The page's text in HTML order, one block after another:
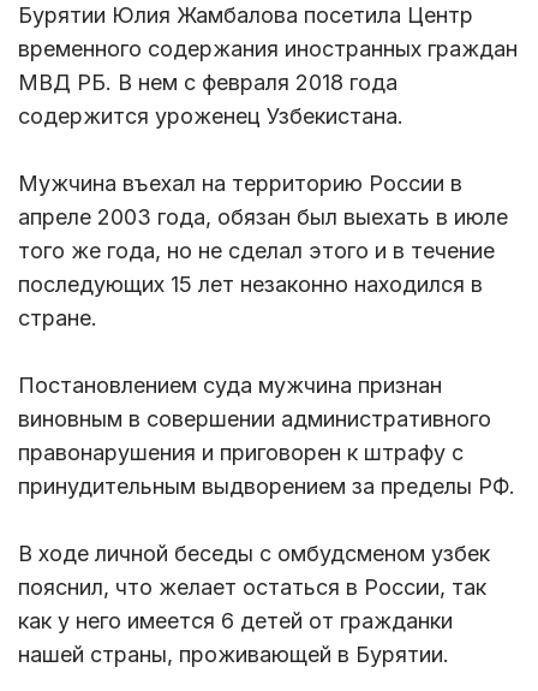
Бурятии Юлия Жамбалова посетила Центр
временного содержания иностранных граждан
МВД РБ. В нем с февраля 2018 года
содержится уроженец Узбекистана.
Мужчина въехал на территорию России в
апреле 2003 года, обязан был выехать в июле
того же года, но не сделал этого и в течение
последующих 15 лет незаконно находился в
стране.
Постановлением суда мужчина признан
виновным в совершении административного
правонарушения и приговорен к штрафу с
принудительным выдворением за пределы РФ.
В ходе личной беседы с омбудсменом узбек
пояснил, что желает остаться в России, так
как у него имеется 6 детей от гражданки
нашей страны, проживающей в Бурятии.